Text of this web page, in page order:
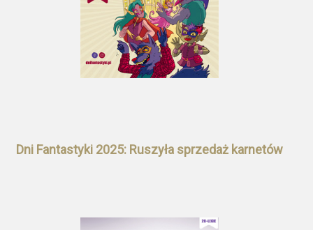
Dni Fantastyki 2025: Ruszyła sprzedaż karnetów